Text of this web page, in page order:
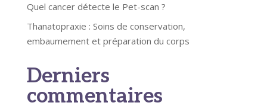
Quel cancer détecte le Pet-scan ?
Thanatopraxie : Soins de conservation,
embaumement et préparation du corps
Derniers
commentaires